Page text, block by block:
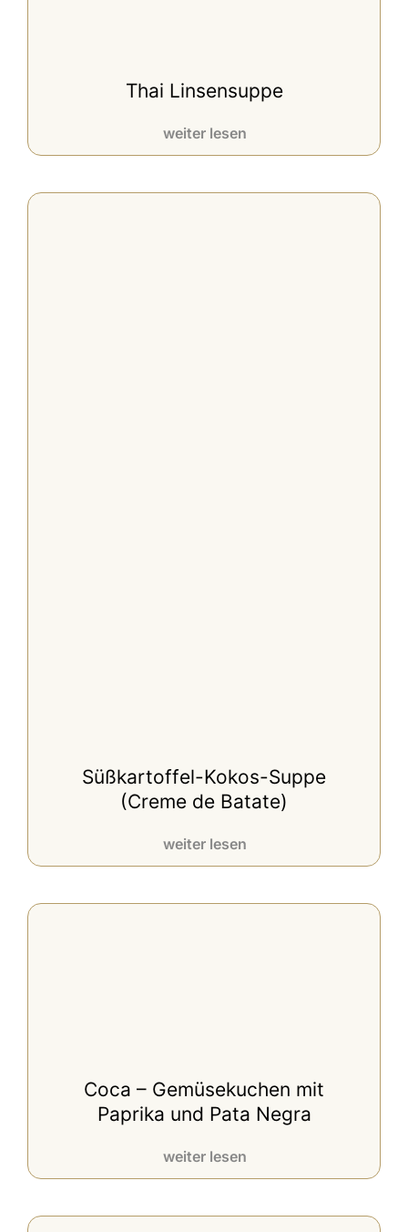
Thai Linsensuppe
weiter lesen
Süßkartoffel-Kokos-Suppe
(Creme de Batate)
weiter lesen
Coca – Gemüsekuchen mit
Paprika und Pata Negra
weiter lesen